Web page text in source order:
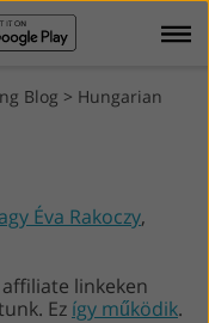
Blog > Hungarian
Éva Rakoczy,
linkeken
Ez így működik.